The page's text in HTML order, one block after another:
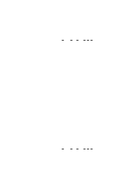
- - - ---
- - - ---